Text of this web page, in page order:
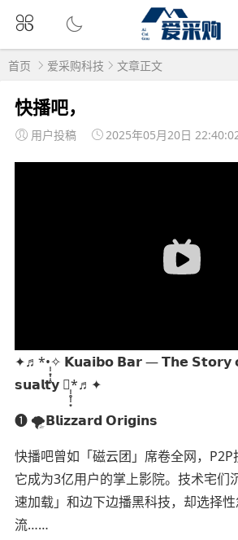
首页 爱采购科技 文章正文
快播吧，
用户投稿 2025年05月20日
✦♬︎*•̩̩͙︎̩̩̥︎︎✧ 𝗞𝘂𝗮𝗶𝗯𝗼 𝗕𝗮𝗿 — 𝗧𝗵𝗲 𝗦𝘁𝗼𝗿𝘆
𝘀𝘂𝗮𝗹𝘁𝘆 ✧︎̩̩̥︎̩̩͙︎*♬︎✦
➊ 🌪️𝗕𝗹𝗶𝘇𝘇𝗮𝗿𝗱 𝗢𝗿𝗶𝗴𝗶𝗻𝘀
快播吧曾如「磁云团」席卷全网，
它成为3亿用户的掌上影院。技术宅们
速加载」和边下边播黑科技，却选择
流……